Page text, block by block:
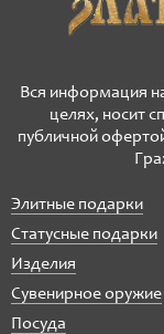
Вся информация
целях, носит
публичной
Элитные подарки
Статусные подарки
Изделия
Сувенирное оружие
Посуда